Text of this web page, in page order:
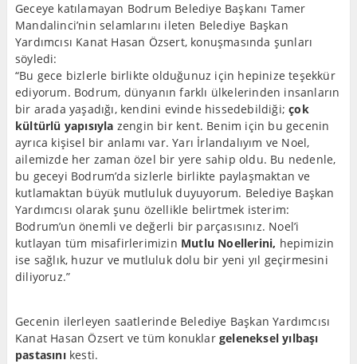
Geceye katılamayan Bodrum Belediye Başkanı Tamer
Mandalinci’nin selamlarını ileten Belediye Başkan
Yardımcısı Kanat Hasan Özsert, konuşmasında şunları
söyledi:
“Bu gece bizlerle birlikte olduğunuz için hepinize teşekkür
ediyorum. Bodrum, dünyanın farklı ülkelerinden insanların
bir arada yaşadığı, kendini evinde hissedebildiği;çok
kültürlü yapısıyla zengin bir kent. Benim için bu gecenin
ayrıca kişisel bir anlamı var. Yarı İrlandalıyım ve Noel,
ailemizde her zaman özel bir yere sahip oldu. Bu nedenle,
bu geceyi Bodrum’da sizlerle birlikte paylaşmaktan ve
kutlamaktan büyük mutluluk duyuyorum. Belediye Başkan
Yardımcısı olarak şunu özellikle belirtmek isterim:
Bodrum’un önemli ve değerli bir parçasısınız. Noel’i
kutlayan tüm misafirlerimizin Mutlu Noellerini, hepimizin
ise sağlık, huzur ve mutluluk dolu bir yeni yıl geçirmesini
diliyoruz.”
Gecenin ilerleyen saatlerinde Belediye Başkan Yardımcısı
Kanat Hasan Özsert ve tüm konuklar geleneksel yılbaşı
pastasınıkesti.